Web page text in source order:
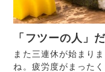
「フツーの人」
また三連休が始まり
ね。疲労度がまった